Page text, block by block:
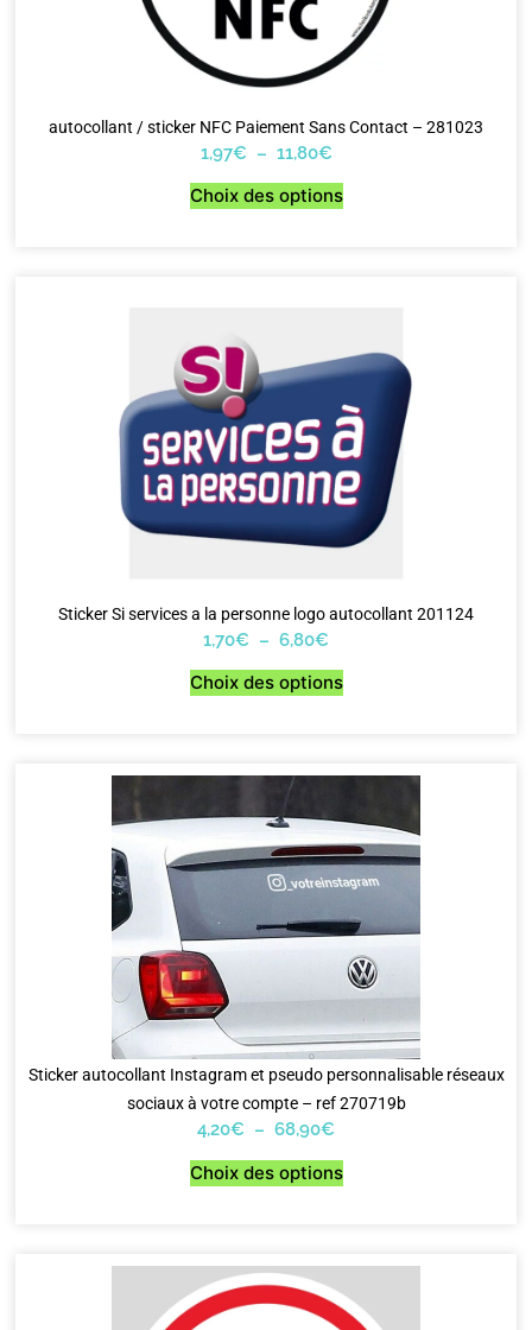
autocollant / sticker NFC Paiement Sans Contact – 281023
1,97€ – 11,80€
Choix des options
Sticker Si services a la personne logo autocollant 201124
1,70€ – 6,80€
Choix des options
Sticker autocollant Instagram et pseudo personnalisable réseaux
sociaux à votre compte – ref 270719b
4,20€ – 68,90€
Choix des options